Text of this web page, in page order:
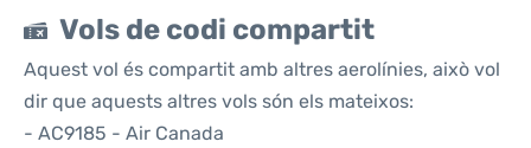
Vols de codi compartit
Aquest vol és compartit amb altres aerolínies, això vol
dir que aquests altres vols són els mateixos:
- AC9185 - Air Canada